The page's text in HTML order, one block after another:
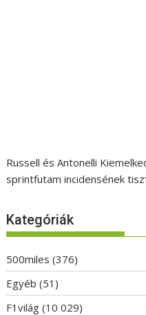
Russell és Antonelli
sprintfutam incidensének
Kategóriák
500miles (376)
Egyéb (51)
F1világ (10 029)